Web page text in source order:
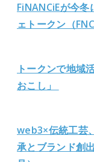
FiNANCiEが今
ェトークン（
トークンで地域
おこし」
web3×伝統工芸
承とブランド創